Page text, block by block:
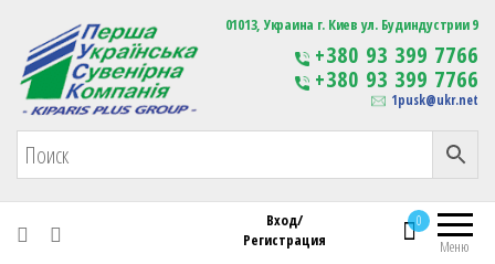
Первая Украинская Сувенирная Компания Изготовление
сувенирной продукции
с логотипом
01013, Украина г. Киев ул. Будиндустрии 9
+380 93 399 7766
+380 93 399 7766
1pusk@ukr.net
Меню
0
Вход/
Регистрация